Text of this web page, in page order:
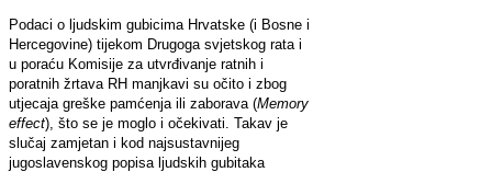
Podaci o ljudskim gubicima Hrvatske (i Bosne i
Hercegovine) tijekom Drugoga svjetskog rata i
u poraću Komisije za utvrđivanje ratnih i
poratnih žrtava RH manjkavi su očito i zbog
utjecaja greške pamćenja ili zaborava (Memory
effect), što se je moglo i očekivati. Takav je
slučaj zamjetan i kod najsustavnijeg
jugoslavenskog popisa ljudskih gubitaka